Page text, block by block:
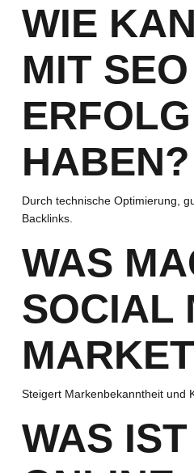
WIE
MIT SEO
ERFOLG
HABEN?
Durch technische Optimierung,
Backlinks.
WAS
SOCIAL
Steigert Markenbekanntheit und
WAS IST